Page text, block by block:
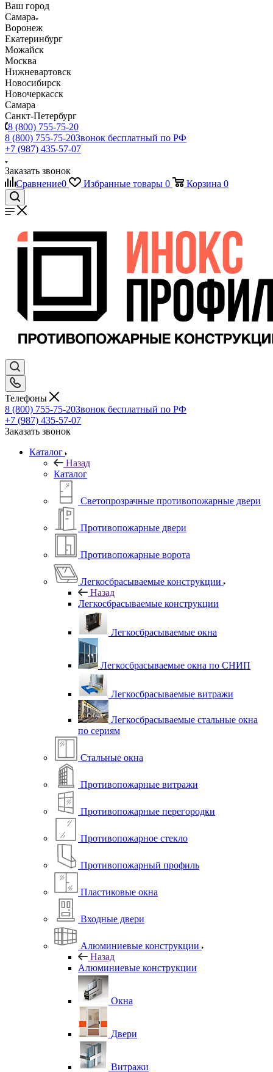
Ваш город
Самара
Воронеж
Екатеринбург
Можайск
Москва
Нижневартовск
Новосибирск
Новочеркасск
Самара
Санкт-Петербург
8 (800) 755-75-20
8 (800) 755-75-20Звонок бесплатный по РФ
+7 (987) 435-57-07
Заказать звонок
Сравнение0 Избранные товары 0 Корзина 0
Телефоны
8 (800) 755-75-20Звонок бесплатный по РФ
+7 (987) 435-57-07
Заказать звонок
Каталог
Назад
Каталог
Светопрозрачные противопожарные двери
Противопожарные двери
Противопожарные ворота
Легкосбрасываемые конструкции
Назад
Легкосбрасываемые конструкции
Легкосбрасываемые окна
Легкосбрасываемые окна по СНИП
Легкосбрасываемые витражи
Легкосбрасываемые стальные окна
по сериям
Стальные окна
Противопожарные витражи
Противопожарные перегородки
Противопожарное стекло
Противопожарный профиль
Пластиковые окна
Входные двери
Алюминиевые конструкции
Назад
Алюминиевые конструкции
Окна
Двери
Витражи